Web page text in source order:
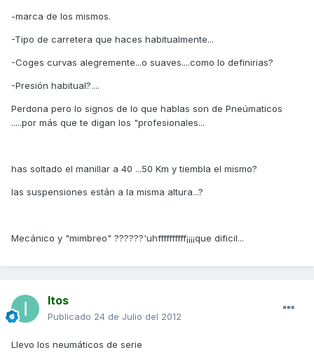
-marca de los mismos.
-Tipo de carretera que haces habitualmente...
-Coges curvas alegremente...o suaves....como lo definirias?
-Presión habitual?....
Perdona pero lo signos de lo que hablas son de Pneúmaticos
.....por más que te digan los "profesionales...
has soltado el manillar a 40 ...50 Km y tiembla el mismo?
las suspensiones están a la misma altura...?
Mecánico y "mimbreo" ??????'uhffffffffff¡¡¡¡que dificil...
Itos
Publicado 24 de Julio del 2012
Llevo los neumáticos de serie